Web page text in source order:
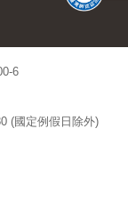
6
(國定例假日除外)